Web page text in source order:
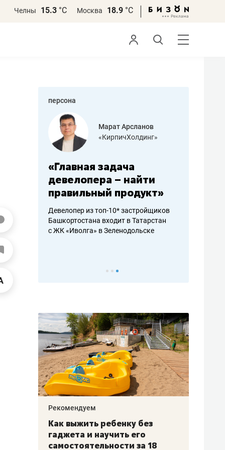
Челны 15.3 °С Москва 18.9 °С
персона
аксакалов и
Марат Арсланов
«КирпичХолдинг»
«Главная задача
девелопера – найти
правильный продукт»
Девелопер из топ-10* застройщиков
Башкортостана входит в Татарстан
с ЖК «Иволга» в Зеленодольске
–
Рекомендуем
Как выжить ребенку без
гаджета и научить его
самостоятельности за 18